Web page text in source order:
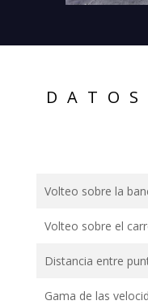
Volteo sobre la
Volteo sobre el
Distancia entre
Gama de las